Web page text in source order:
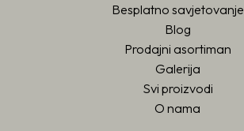
Besplatno savjetovanje
Blog
Prodajni asortiman
Galerija
Svi proizvodi
O nama